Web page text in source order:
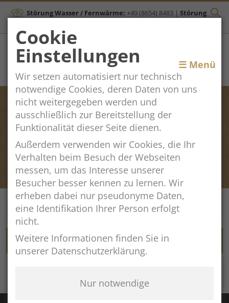
Störung Wasser / Fernwärme: +49 (8654) 8483 | Störung
Toggle
navigation
☰ Menü
Cookie
Einstellungen
Wir setzen automatisiert nur technisch
notwendige Cookies, deren Daten von uns
nicht weitergegeben werden und
ausschließlich zur Bereitstellung der
Funktionalität dieser Seite dienen.
Außerdem verwenden wir Cookies, die Ihr
Verhalten beim Besuch der Webseiten
messen, um das Interesse unserer
Besucher besser kennen zu lernen. Wir
erheben dabei nur pseudonyme Daten,
eine Identifikation Ihrer Person erfolgt
nicht.
Weitere Informationen finden Sie in
unserer Datenschutzerklärung.
Nur notwendige